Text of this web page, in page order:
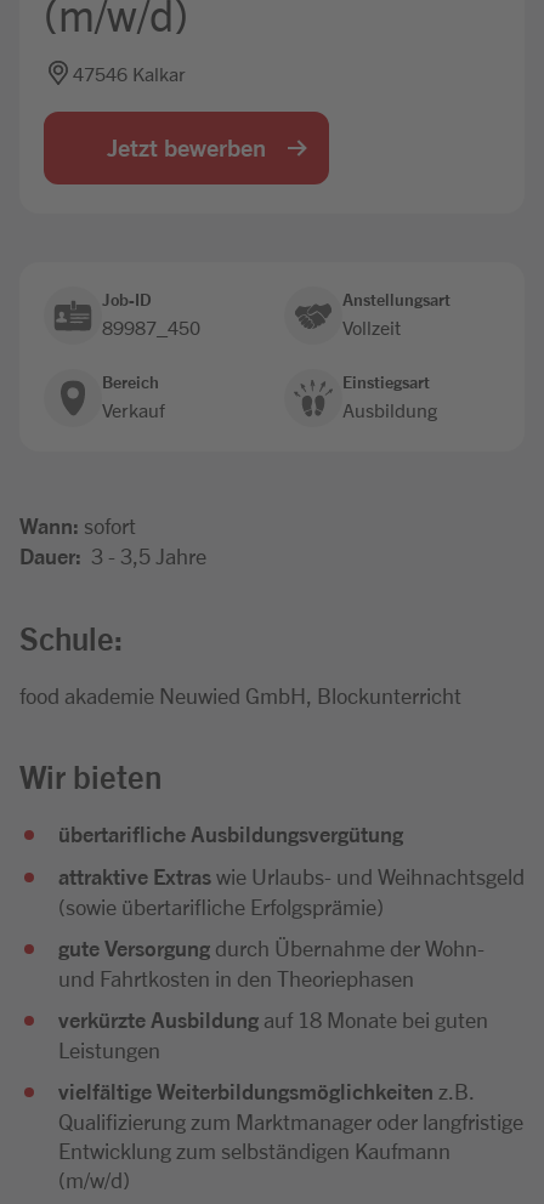
(m/w/d)
47546 Kalkar
Jetzt bewerben
Job-ID
89987_450
Anstellungsart
Vollzeit
Bereich
Verkauf
Einstiegsart
Ausbildung
Wann: sofort
Dauer: 3 - 3,5 Jahre
Schule:
food akademie Neuwied GmbH, Blockunterricht
Wir bieten
übertarifliche Ausbildungsvergütung
attraktive Extraswie Urlaubs- und Weihnachtsgeld
(sowie übertarifliche Erfolgsprämie)
gute Versorgung durch Übernahme der Wohn-
und Fahrtkosten in den Theoriephasen
verkürzte Ausbildung auf 18 Monate bei guten
Leistungen
vielfältige Weiterbildungsmöglichkeiten z.B.
Qualifizierung zum Marktmanager oder langfristige
Entwicklung zum selbständigen Kaufmann
(m/w/d)